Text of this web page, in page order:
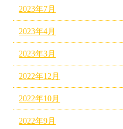
2023年7月
2023年4月
2023年3月
2022年12月
2022年10月
2022年9月